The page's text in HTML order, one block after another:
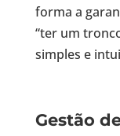
forma a
“ter um
simples e
Gestão